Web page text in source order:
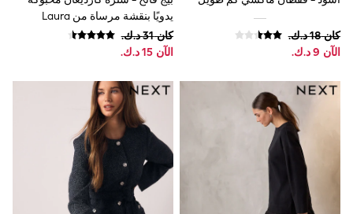
Multipacks
All Girls Sports & Swimwear
Trainers & Pumps
Shorts
Joggers
adidas
Nike
Shop All
Shoes
Coats & Jackets
Bags & Accessories
Shirts
كان ‏18 د.ك.‏
الآن ‏9 د.ك.‏
يدويًا بنقشة مرساة من Laura
Ashley
كان ‏31 د.ك.‏
الآن ‏15 د.ك.‏